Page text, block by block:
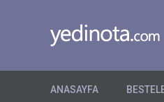
ANASAYFA